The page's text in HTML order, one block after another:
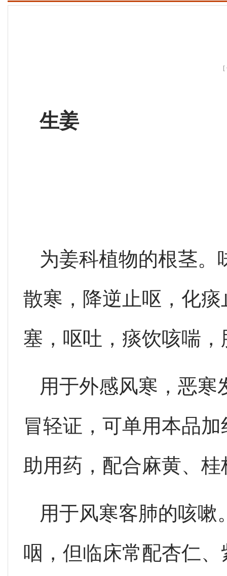
[
生姜
为姜科植物的根茎。
散寒，降逆止呕，化
塞，呕吐，痰饮咳喘
用于外感风寒，恶寒
冒轻证，可单用本品
助用药，配合麻黄、
用于风寒客肺的咳嗽
咽，但临床常配杏仁